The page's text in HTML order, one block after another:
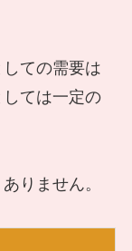
ての需要は
ては一定の
りません。